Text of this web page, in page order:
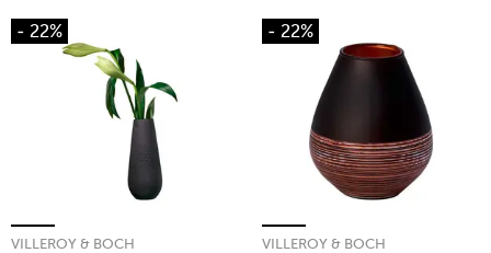
- 22%
VILLEROY & BOCH
- 22%
VILLEROY & BOCH